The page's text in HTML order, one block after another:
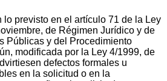
lo previsto en el artículo 71 de la Ley
de Régimen Jurídico y de
Públicas y del Procedimiento
modificada por la Ley 4/1999, de
defectos formales u
en la solicitud o en la